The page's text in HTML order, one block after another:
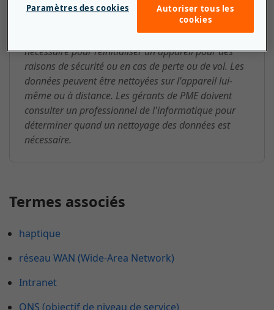
Pour une petite entreprise, le nettoyage des données
peut être nécessaire pour diverses raisons. Par
exemple, un nettoyage des données peut être
nécessaire pour réinitialiser un appareil pour des
raisons de sécurité ou en cas de perte ou de vol. Les
données peuvent être nettoyées sur l'appareil lui-
même ou à distance. Les gérants de PME doivent
consulter un professionnel de l'informatique pour
déterminer quand un nettoyage des données est
nécessaire.
Termes associés
haptique
réseau WAN (Wide-Area Network)
Intranet
ONS (objectif de niveau de service)
Paramètres des cookies
Autoriser tous les
cookies